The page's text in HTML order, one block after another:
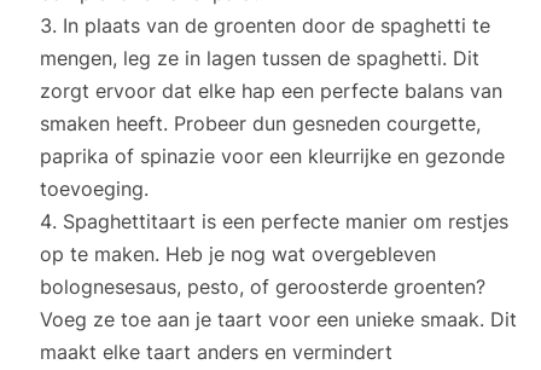
In plaats van de groenten door de spaghetti te
mengen, leg ze in lagen tussen de spaghetti. Dit
zorgt ervoor dat elke hap een perfecte balans van
smaken heeft. Probeer dun gesneden courgette,
paprika of spinazie voor een kleurrijke en gezonde
toevoeging.
Spaghettitaart is een perfecte manier om restjes
op te maken. Heb je nog wat overgebleven
bolognesesaus, pesto, of geroosterde groenten?
Voeg ze toe aan je taart voor een unieke smaak. Dit
maakt elke taart anders en vermindert